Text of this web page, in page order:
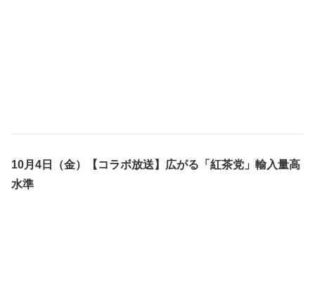
10月4日（金）【コラボ放送】広がる「紅茶党」輸入量高
水準